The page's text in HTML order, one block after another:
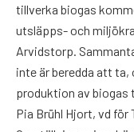
tillverka biogas
utsläpps- och
Arvidstorp.
inte är beredda att
produktion av biogas
Pia Brühl Hjort, vd för